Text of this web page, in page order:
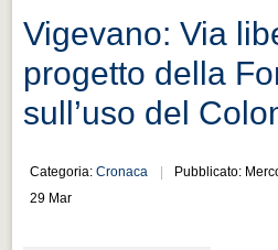
Cultura e turismo 4.0
PROGETTI
PROGETTI
Progetti Aperti
Vigevano: Via
progetto della
sull’uso del
Categoria:Cronaca
Pubblicato:
29 Mar